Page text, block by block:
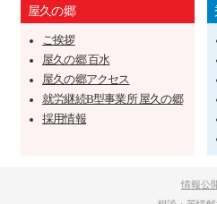
屋久の郷
ご挨拶
屋久の郷 百水
屋久の郷アクセス
就労継続B型事業所 屋久の郷
採用情報
情報公